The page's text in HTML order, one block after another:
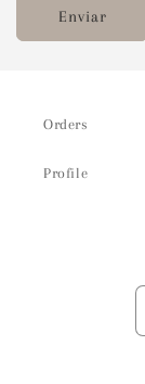
Enviar
Orders
Profile